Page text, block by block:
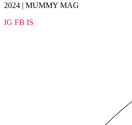
2024 | MUMMY MAG
IG FB IS